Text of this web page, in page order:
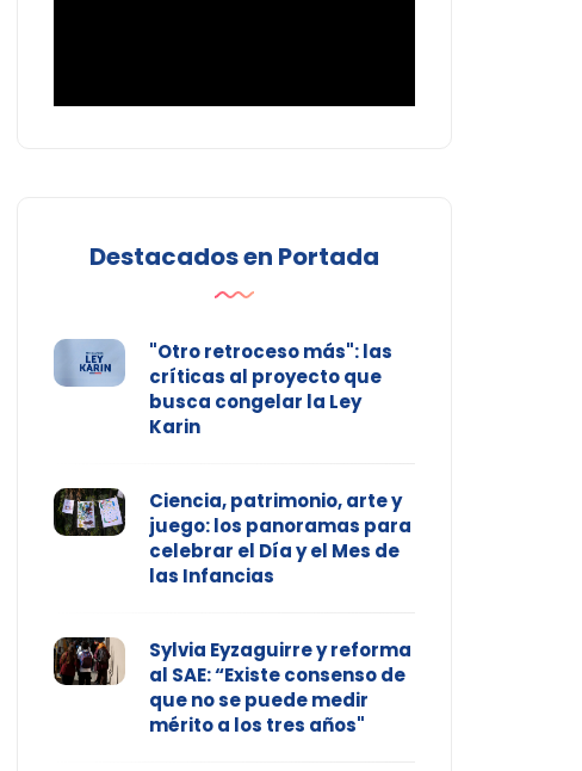
Destacados en Portada
"Otro retroceso más": las
críticas al proyecto que
busca congelar la Ley
Karin
Ciencia, patrimonio, arte y
juego: los panoramas para
celebrar el Día y el Mes de
las Infancias
Sylvia Eyzaguirre y reforma
al SAE: “Existe consenso de
que no se puede medir
mérito a los tres años"